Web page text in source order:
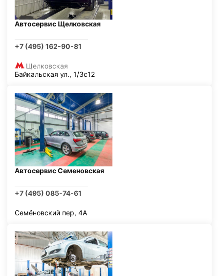
Автосервис Щелковская
+7 (495) 162-90-81
Щелковская
Байкальская ул., 1/3с12
Автосервис Семеновская
+7 (495) 085-74-61
Семёновский пер, 4А